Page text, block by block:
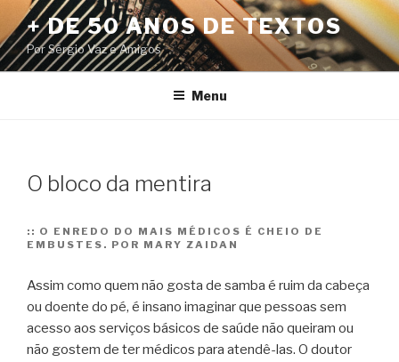
Pular
para
o
conteúdo
+ DE 50 ANOS DE TEXTOS
Por Sérgio Vaz e Amigos
Menu
O bloco da mentira
:: O ENREDO DO MAIS MÉDICOS É CHEIO DE
EMBUSTES. POR MARY ZAIDAN
Assim como quem não gosta de samba é ruim da cabeça
ou doente do pé, é insano imaginar que pessoas sem
acesso aos serviços básicos de saúde não queiram ou
não gostem de ter médicos para atendê-las. O doutor